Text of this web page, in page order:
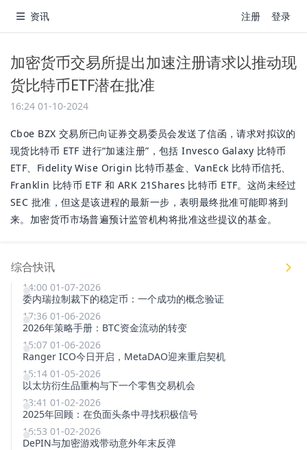
资讯 注册 登录
加密货币交易所提出加速注册请求以推动现
货比特币ETF潜在批准
16:24 01-10-2024
Cboe BZX 交易所已向证券交易委员会发送了信函，请求对拟议的
现货比特币 ETF 进行“加速注册”，包括 Invesco Galaxy 比特币
ETF、Fidelity Wise Origin 比特币基金、VanEck 比特币信托、
Franklin 比特币 ETF 和 ARK 21Shares 比特币 ETF。这尚未经过
SEC 批准，但这是该进程的最新一步，表明最终批准可能即将到
来。加密货币市场普遍预计监管机构将批准这些提议的基金。
综合快讯
14:00 01-07-2026
委内瑞拉制裁下的稳定币：一个成功的概念验证
17:36 01-06-2026
2026年策略手册：BTC资金流动的转变
15:07 01-06-2026
Ranger ICO今日开启，MetaDAO迎来重启契机
15:14 01-05-2026
以太坊衍生品重构与下一个零售交易机会
23:41 01-02-2026
2025年回顾：在负面头条中寻找积极信号
16:53 01-02-2026
DePIN与加密游戏带动意外年末反弹